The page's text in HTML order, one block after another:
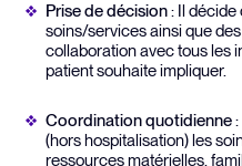
Prise de décision: Il décide
soins/services ainsi que
collaboration avec tous les
patient souhaite impliquer.
Coordination quotidienne
(hors hospitalisation) les
ressources matérielles,